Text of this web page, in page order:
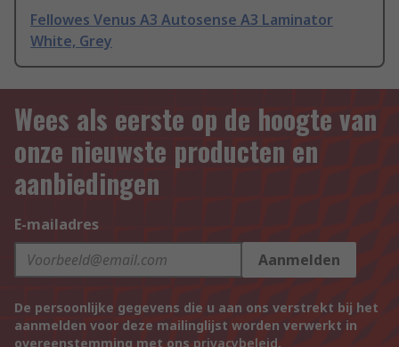
Fellowes Venus A3 Autosense A3 Laminator
White, Grey
Wees als eerste op de hoogte van
onze nieuwste producten en
aanbiedingen
E-mailadres
Aanmelden
De persoonlijke gegevens die u aan ons verstrekt bij het
aanmelden voor deze mailinglijst worden verwerkt in
overeenstemming met ons privacybeleid.